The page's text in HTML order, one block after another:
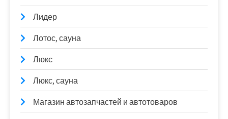
Лидер
Лотос, сауна
Люкс
Люкс, сауна
Магазин автозапчастей и автотоваров